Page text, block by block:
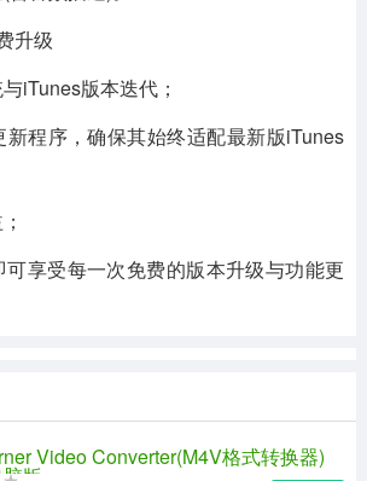
升级
iTunes版本迭代；
程序，确保其始终适配最新版iTunes
享受每一次免费的版本升级与功能更
Video Converter(M4V格式转换器)